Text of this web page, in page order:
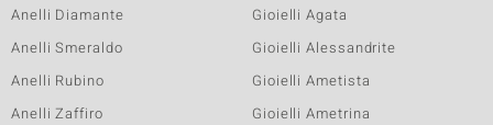
Anelli Diamante
Anelli Smeraldo
Anelli Rubino
Anelli Zaffiro
Gioielli Agata
Gioielli Alessandrite
Gioielli Ametista
Gioielli Ametrina